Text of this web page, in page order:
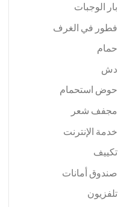
بار الوجبات
فطور في الغرف
حمام
دش
حوض استحمام
مجفف شعر
خدمة الإنترنت
تكييف
صندوق أمانات
تلفزيون